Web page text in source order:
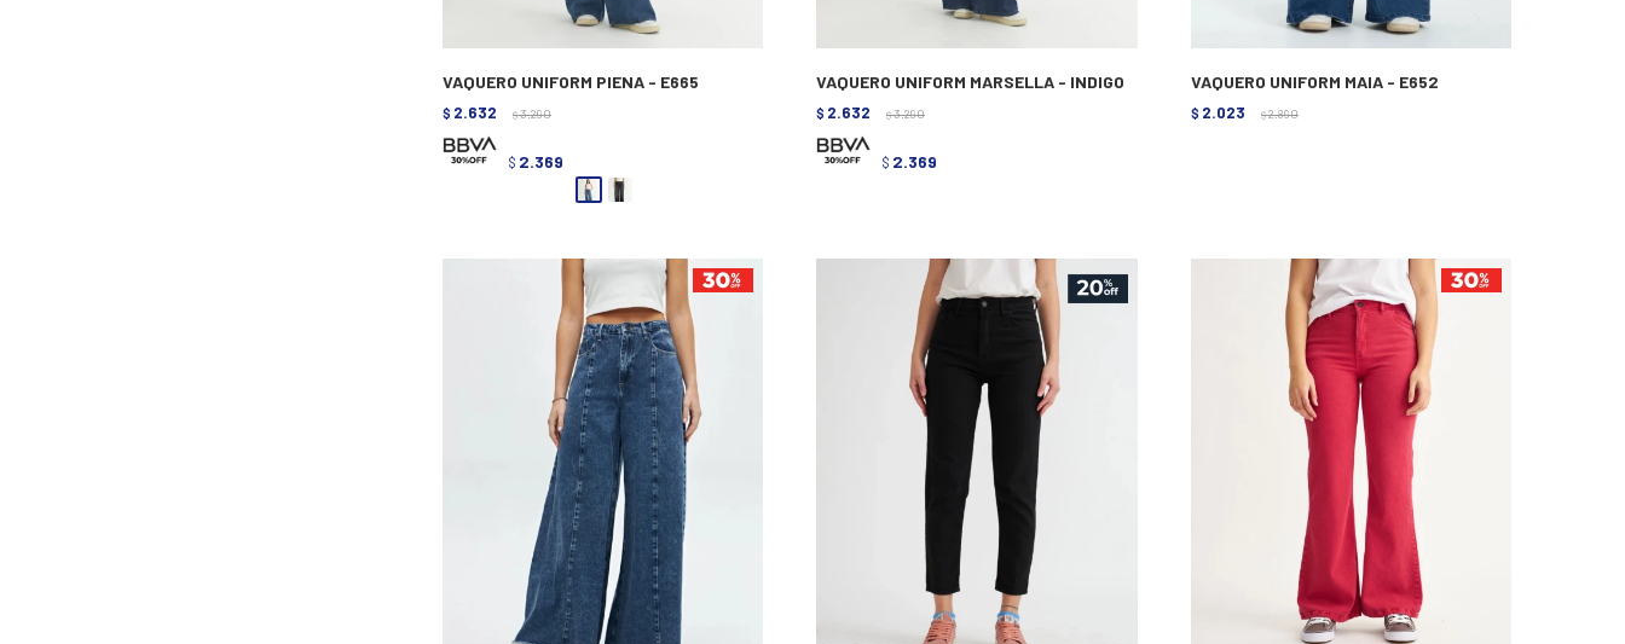
VAQUERO UNIFORM PIENA - E665
$ 2.632 $ 3.290
$ 2.369
VAQUERO UNIFORM MARSELLA - INDIGO
$ 2.632 $ 3.290
$ 2.369
VAQUERO UNIFORM MAIA - E652
$ 2.023 $ 2.890